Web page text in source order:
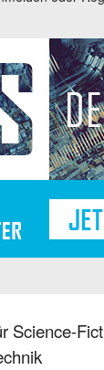
Science-